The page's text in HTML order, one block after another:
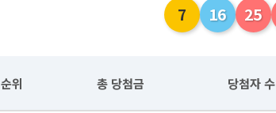
7 16 25
순위 총 당첨금 당첨자 수